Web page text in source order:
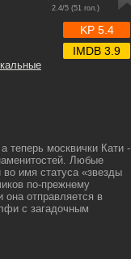
2.4/5 (51 гол.)
KP 5.4
IMDB 3.9
теперь москвички Кати -
Любые
имя статуса «звезды
по-прежнему
она отправляется в
с загадочным